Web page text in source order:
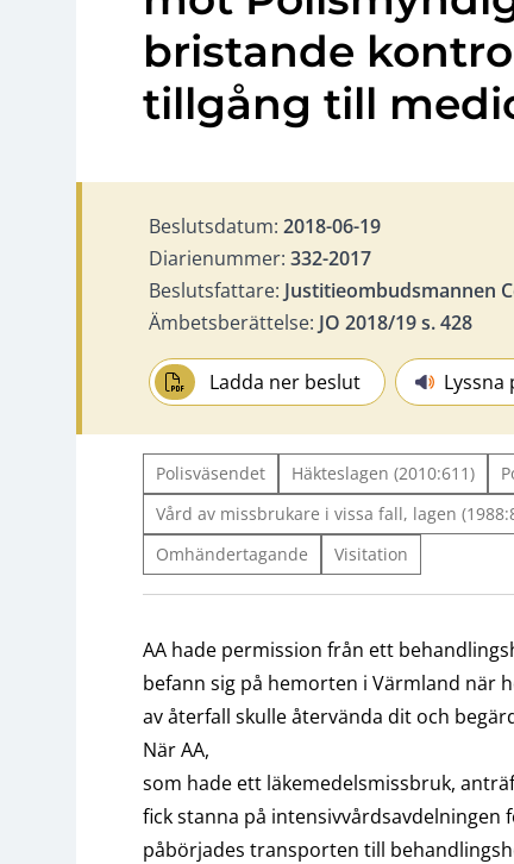
bristande
tillgång till
Beslutsdatum: 2018-06-19
Diarienummer: 332-2017
Beslutsfattare: Justitieombudsmannen
Ämbetsberättelse: JO 2018/19 s. 428
Ladda ner beslut Lyssna
Polisväsendet Häkteslagen (2010:611)
Vård av missbrukare i vissa fall, lagen
Omhändertagande
Visitation
AA hade permission från ett
befann sig på hemorten i Värmland när
av återfall skulle återvända dit och
När AA,
som hade ett läkemedelsmissbruk,
fick stanna på intensivvårdsavdelningen
påbörjades transporten till